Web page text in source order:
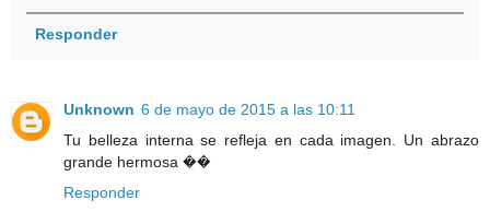
Responder
Unknown 6 de mayo de 2015 a las 10:11
Tu belleza interna se refleja en cada imagen. Un abrazo
grande hermosa ��
Responder